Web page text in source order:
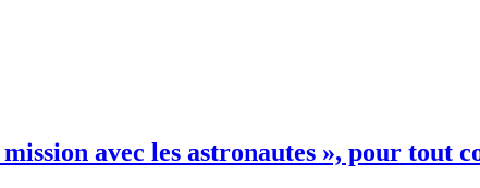
avec les astronautes », pour tout